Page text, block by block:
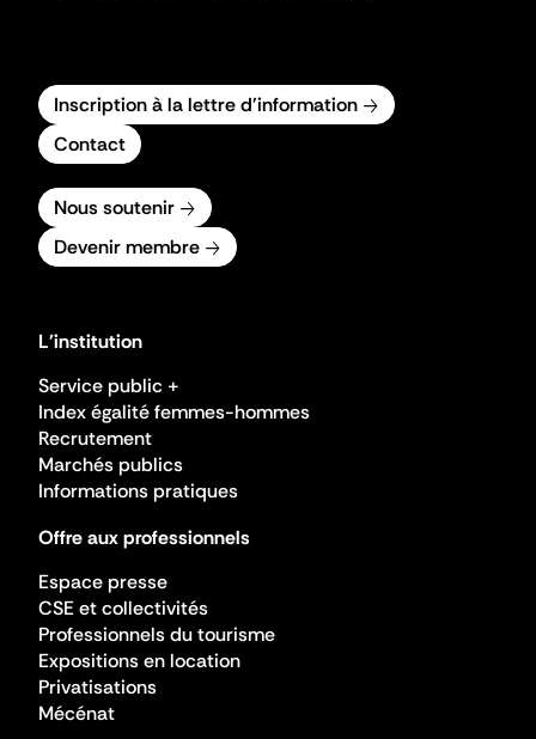
Inscription à la lettre d'information
Contact
Nous soutenir
Devenir membre
L'institution
Service public +
Index égalité femmes-hommes
Recrutement
Marchés publics
Informations pratiques
Offre aux professionnels
Espace presse
CSE et collectivités
Professionnels du tourisme
Expositions en location
Privatisations
Mécénat